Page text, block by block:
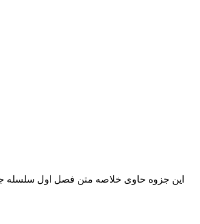
این جزوه حاوی خلاصه متن فصل اول سلسله